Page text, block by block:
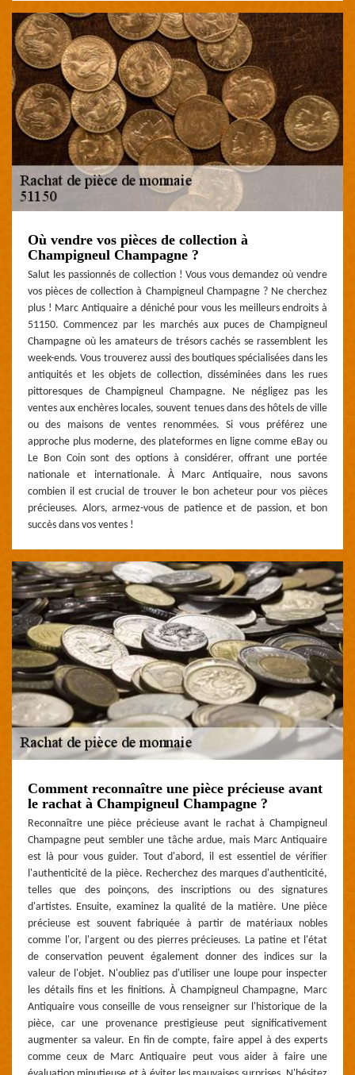
Où vendre vos pièces de collection à
Champigneul Champagne ?
Salut les passionnés de collection ! Vous vous demandez où vendre
vos pièces de collection à Champigneul Champagne ? Ne cherchez
plus ! Marc Antiquaire a déniché pour vous les meilleurs endroits à
51150. Commencez par les marchés aux puces de Champigneul
Champagne où les amateurs de trésors cachés se rassemblent les
week-ends. Vous trouverez aussi des boutiques spécialisées dans les
antiquités et les objets de collection, disséminées dans les rues
pittoresques de Champigneul Champagne. Ne négligez pas les
ventes aux enchères locales, souvent tenues dans des hôtels de ville
ou des maisons de ventes renommées. Si vous préférez une
approche plus moderne, des plateformes en ligne comme eBay ou
Le Bon Coin sont des options à considérer, offrant une portée
nationale et internationale. À Marc Antiquaire, nous savons
combien il est crucial de trouver le bon acheteur pour vos pièces
précieuses. Alors, armez-vous de patience et de passion, et bon
succès dans vos ventes !
Comment reconnaître une pièce précieuse avant
le rachat à Champigneul Champagne ?
Reconnaître une pièce précieuse avant le rachat à Champigneul
Champagne peut sembler une tâche ardue, mais Marc Antiquaire
est là pour vous guider. Tout d'abord, il est essentiel de vérifier
l'authenticité de la pièce. Recherchez des marques d'authenticité,
telles que des poinçons, des inscriptions ou des signatures
d'artistes. Ensuite, examinez la qualité de la matière. Une pièce
précieuse est souvent fabriquée à partir de matériaux nobles
comme l'or, l'argent ou des pierres précieuses. La patine et l'état
de conservation peuvent également donner des indices sur la
valeur de l'objet. N'oubliez pas d'utiliser une loupe pour inspecter
les détails fins et les finitions. À Champigneul Champagne, Marc
Antiquaire vous conseille de vous renseigner sur l'historique de la
pièce, car une provenance prestigieuse peut significativement
augmenter sa valeur. En fin de compte, faire appel à des experts
comme ceux de Marc Antiquaire peut vous aider à faire une